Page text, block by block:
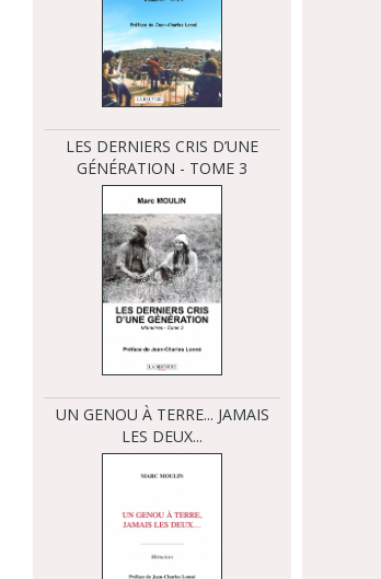
LES DERNIERS CRIS D’UNE
GÉNÉRATION - TOME 3
UN GENOU À TERRE... JAMAIS
LES DEUX...